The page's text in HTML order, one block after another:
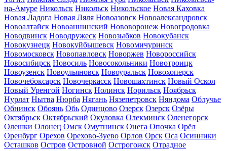
на-Амуре Никольск Никольск Никольское Новая Каховка
Новая Ладога Новая Ляля Новоазовск Новоалександровск
Новоалтайск Новоаннинский Нововоронеж Новогродовка
Новодвинск Новодружеск Новозыбков Новокубанск
Новокузнецк Новокуйбышевск Новомичуринск
Новомосковск Новопавловск Новоржев Новороссийск
Новосибирск Новосиль Новосокольники Новотроицк
Новоузенск Новоульяновск Новоуральск Новохоперск
Новочебоксарск Новочеркасск Новошахтинск Новый Оскол
Новый Уренгой Ногинск Нолинск Норильск Ноябрьск
Нурлат Нытва Нюрба Нягань Нязепетровск Няндома Облучье
Обнинск Обоянь Обь Одинцово Озерск Озерск Озёры
Октябрьск Октябрьский Окуловка Олекминск Оленегорск
Олешки Олонец Омск Омутнинск Онега Опочка Орёл
Оренбург Орехов Орехово-Зуево Орлов Орск Оса Осинники
Осташков Остров Островной Острогожск Отрадное